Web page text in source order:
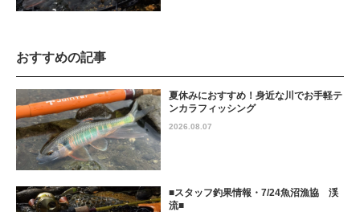
おすすめの記事
夏休みにおすすめ！身近な川でお手軽テ
ンカラフィッシング
2026.08.07
■スタッフ釣果情報・7/24魚沼漁協 渓
流■